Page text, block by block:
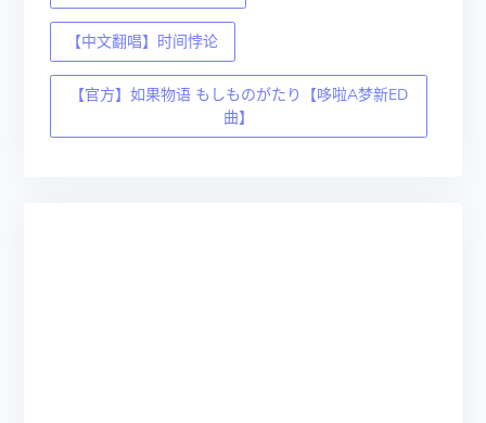
【中文翻唱】时间悖论
【官方】如果物语 もしものがたり【哆啦A梦新ED
曲】